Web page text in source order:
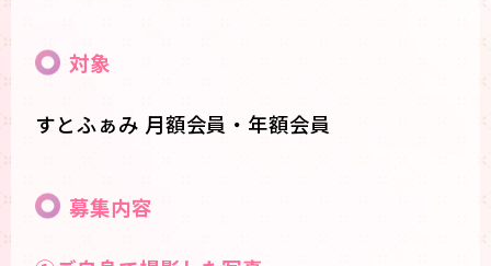
対象
すとふぁみ 月額会員・年額会員
募集内容